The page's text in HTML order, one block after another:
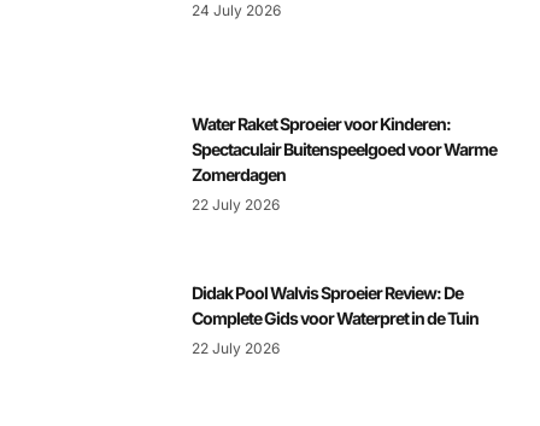
24 July 2026
Water Raket Sproeier voor Kinderen:
Spectaculair Buitenspeelgoed voor Warme
Zomerdagen
22 July 2026
Didak Pool Walvis Sproeier Review: De
Complete Gids voor Waterpret in de Tuin
22 July 2026